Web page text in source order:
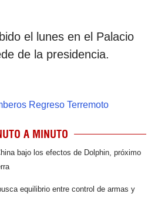
el lunes en el Palacio
de la presidencia.
Regreso Terremoto
A MINUTO
bajo los efectos de Dolphin, próximo
equilibrio entre control de armas y